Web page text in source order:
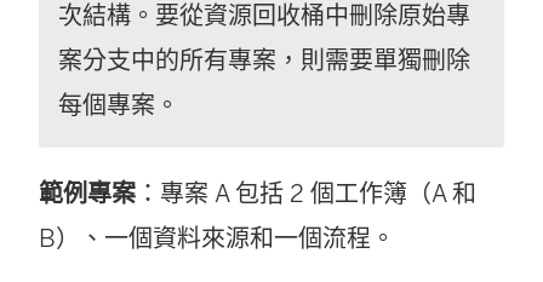
次結構。要從資源回收桶中刪除原始專
案分支中的所有專案，則需要單獨刪除
每個專案。
範例專案 ：專案 A 包括 2 個工作簿（A 和
B）、一個資料來源和一個流程。